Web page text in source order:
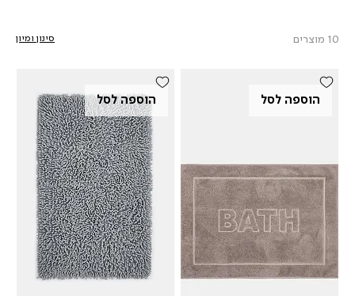
10 מוצרים סינון ומיון
הוספה לסל הוספה לסל